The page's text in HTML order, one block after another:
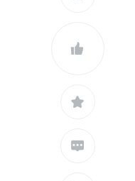
查看更多


